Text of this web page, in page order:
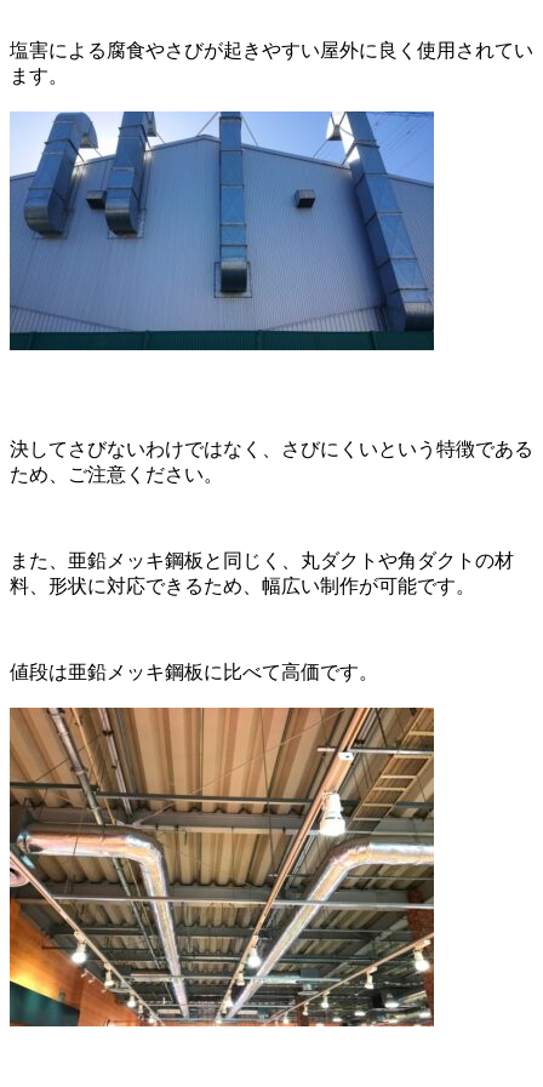
塩害による腐食やさびが起きやすい屋外に良く使用されてい
ます。
決してさびないわけではなく、さびにくいという特徴である
ため、ご注意ください。
また、亜鉛メッキ鋼板と同じく、丸ダクトや角ダクトの材
料、形状に対応できるため、幅広い制作が可能です。
値段は亜鉛メッキ鋼板に比べて高価です。